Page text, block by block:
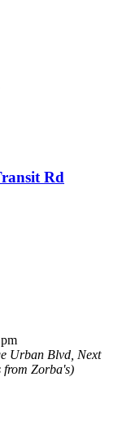
Rd
Urban Blvd, Next
from Zorba's)